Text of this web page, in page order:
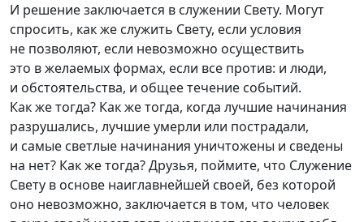
И решение заключается в служении Свету. Могут
спросить, как же служить Свету, если условия
не позволяют, если невозможно осуществить
это в желаемых формах, если все против: и люди,
и обстоятельства, и общее течение событий.
Как же тогда? Как же тогда, когда лучшие начинания
разрушались, лучшие умерли или пострадали,
и самые светлые начинания уничтожены и сведены
на нет? Как же тогда? Друзья, поймите, что Служение
Свету в основе наиглавнейшей своей, без которой
оно невозможно, заключается в том, что человек